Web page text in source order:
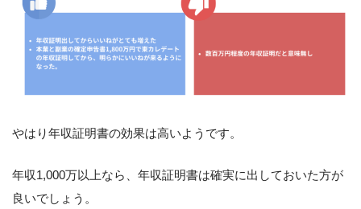
やはり年収証明書の効果は高いようです。
年収1,000万以上なら、年収証明書は確実に出しておいた方が
良いでしょう。